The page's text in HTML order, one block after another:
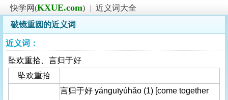
快学网(KXUE.com) | 近义词大全
破镜重圆的近义词
近义词：
坠欢重拾、言归于好
坠欢重拾
言归于好 yánguīyúhǎo (1) [come together